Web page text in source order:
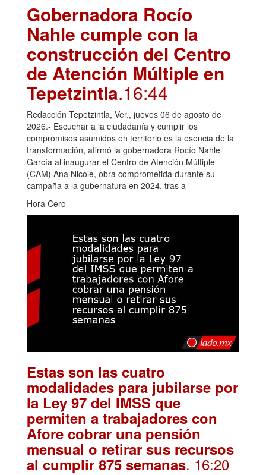
Gobernadora Rocío
Nahle cumple con la
construcción del Centro
de Atención Múltiple en
Tepetzintla.16:44
Redacción Tepetzintla, Ver., jueves 06 de agosto de
2026.- Escuchar a la ciudadanía y cumplir los
compromisos asumidos en territorio es la esencia de la
transformación, afirmó la gobernadora Rocío Nahle
García al inaugurar el Centro de Atención Múltiple
(CAM) Ana Nicole, obra comprometida durante su
campaña a la gubernatura en 2024, tras a
Hora Cero
Estas son las cuatro
modalidades para jubilarse por
la Ley 97 del IMSS que
permiten a trabajadores con
Afore cobrar una pensión
mensual o retirar sus recursos
al cumplir 875 semanas. 16:20